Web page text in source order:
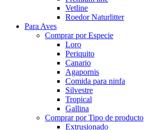
Vetline
Roedor Naturlitter
Para Aves
Comprar por Especie
Loro
Periquito
Canario
Agapornis
Comida para ninfa
Silvestre
Tropical
Gallina
Comprar por Tipo de producto
Extrusionado